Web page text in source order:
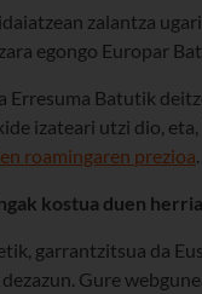
zalantza
egongo Europar
Erresuma Batutik
izateari utzi dio, eta,
roamingaren prezioa
kostua duen
garrantzitsua da
Gure